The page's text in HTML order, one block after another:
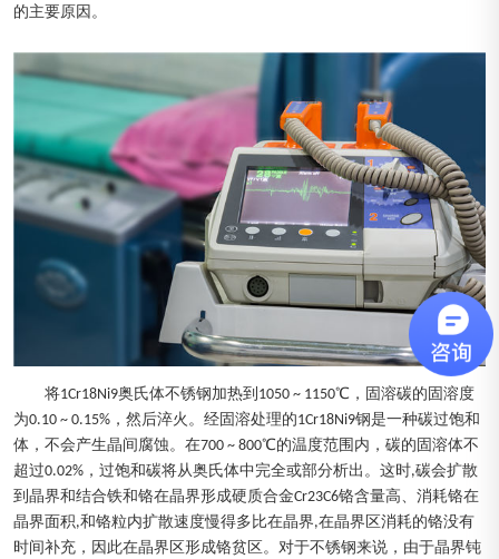
的主要原因。
将1Cr18Ni9奥氏体不锈钢加热到1050 ~ 1150℃，固溶碳的固溶度
为0.10 ~ 0.15%，然后淬火。经固溶处理的1Cr18Ni9钢是一种碳过饱和
体，不会产生晶间腐蚀。在700 ~ 800℃的温度范围内，碳的固溶体不
超过0.02%，过饱和碳将从奥氏体中完全或部分析出。这时,碳会扩散
到晶界和结合铁和铬在晶界形成硬质合金Cr23C6铬含量高、消耗铬在
晶界面积,和铬粒内扩散速度慢得多比在晶界,在晶界区消耗的铬没有
时间补充，因此在晶界区形成铬贫区。对于不锈钢来说，由于晶界钝